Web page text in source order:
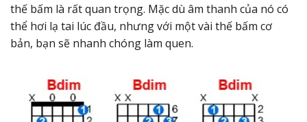
thế bấm là rất quan trọng. Mặc dù âm thanh của nó có
thể hơi lạ tai lúc đầu, nhưng với một vài thế bấm cơ
bản, bạn sẽ nhanh chóng làm quen.